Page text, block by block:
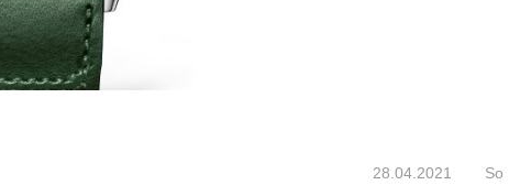
28.04.2021 So